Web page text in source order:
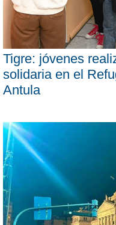
Tigre: jóvenes
solidaria en el
Antula